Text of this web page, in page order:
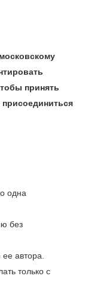
принять
одна
без
автора.
только с